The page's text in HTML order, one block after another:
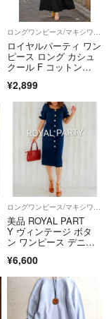
ロイヤルパーティ ワン
ピース ロング カシュ
クール F コットン
¥2,899
ロングワンピース/マキシワンピース
美品 ROYAL PART
Y ヴィンテージ ボタ
ン ワンピース デニム
¥6,600